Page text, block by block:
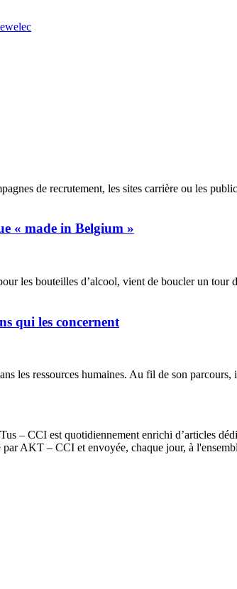
de recrutement, les sites carrière ou les
« made in Belgium »
les bouteilles d’alcool, vient de boucler un
qui les concernent
les ressources humaines. Au fil de son
– CCI est quotidiennement enrichi d’articles
AKT – CCI et envoyée, chaque jour, à